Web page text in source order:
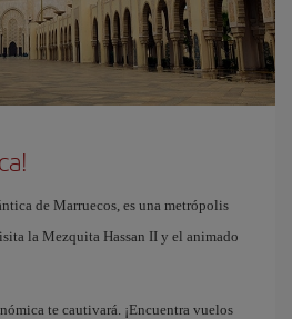
de Marruecos, es una metrópolis
la Mezquita Hassan II y el animado
te cautivará. ¡Encuentra vuelos